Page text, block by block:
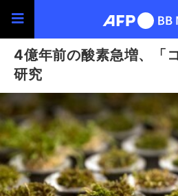
4億年前の酸素急増、「
研究